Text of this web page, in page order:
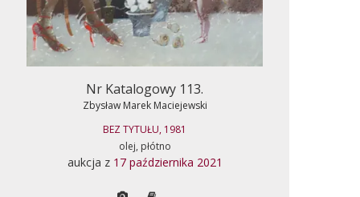
Nr Katalogowy 113.
Zbysław Marek Maciejewski
BEZ TYTUŁU, 1981
olej, płótno
aukcja z 17 października 2021